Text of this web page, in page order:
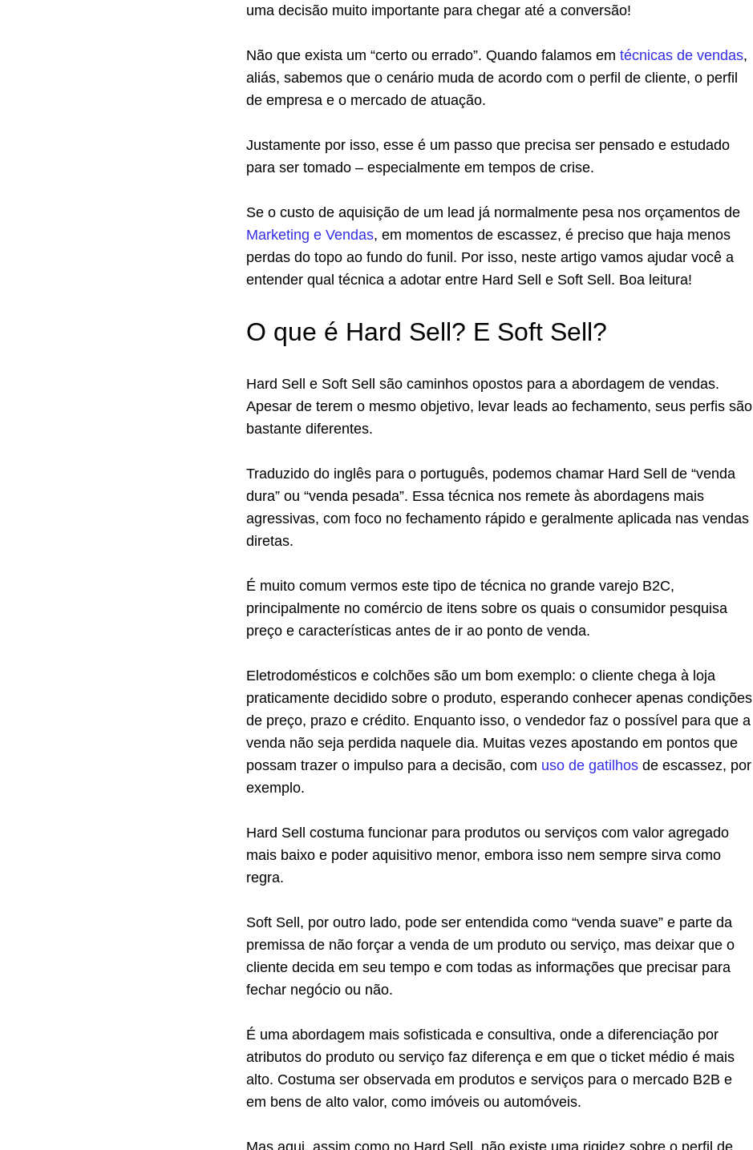
uma decisão muito importante para chegar até a conversão!
Não que exista um “certo ou errado”. Quando falamos em técnicas de vendas,
aliás, sabemos que o cenário muda de acordo com o perfil de cliente, o perfil
de empresa e o mercado de atuação.
Justamente por isso, esse é um passo que precisa ser pensado e estudado
para ser tomado – especialmente em tempos de crise.
Se o custo de aquisição de um lead já normalmente pesa nos orçamentos de
Marketing e Vendas, em momentos de escassez, é preciso que haja menos
perdas do topo ao fundo do funil. Por isso, neste artigo vamos ajudar você a
entender qual técnica a adotar entre Hard Sell e Soft Sell. Boa leitura!
O que é Hard Sell? E Soft Sell?
Hard Sell e Soft Sell são caminhos opostos para a abordagem de vendas.
Apesar de terem o mesmo objetivo, levar leads ao fechamento, seus perfis são
bastante diferentes.
Traduzido do inglês para o português, podemos chamar Hard Sell de “venda
dura” ou “venda pesada”. Essa técnica nos remete às abordagens mais
agressivas, com foco no fechamento rápido e geralmente aplicada nas vendas
diretas.
É muito comum vermos este tipo de técnica no grande varejo B2C,
principalmente no comércio de itens sobre os quais o consumidor pesquisa
preço e características antes de ir ao ponto de venda.
Eletrodomésticos e colchões são um bom exemplo: o cliente chega à loja
praticamente decidido sobre o produto, esperando conhecer apenas condições
de preço, prazo e crédito. Enquanto isso, o vendedor faz o possível para que a
venda não seja perdida naquele dia. Muitas vezes apostando em pontos que
possam trazer o impulso para a decisão, com uso de gatilhos de escassez, por
exemplo.
Hard Sell costuma funcionar para produtos ou serviços com valor agregado
mais baixo e poder aquisitivo menor, embora isso nem sempre sirva como
regra.
Soft Sell, por outro lado, pode ser entendida como “venda suave” e parte da
premissa de não forçar a venda de um produto ou serviço, mas deixar que o
cliente decida em seu tempo e com todas as informações que precisar para
fechar negócio ou não.
É uma abordagem mais sofisticada e consultiva, onde a diferenciação por
atributos do produto ou serviço faz diferença e em que o ticket médio é mais
alto. Costuma ser observada em produtos e serviços para o mercado B2B e
em bens de alto valor, como imóveis ou automóveis.
Mas aqui, assim como no Hard Sell, não existe uma rigidez sobre o perfil de